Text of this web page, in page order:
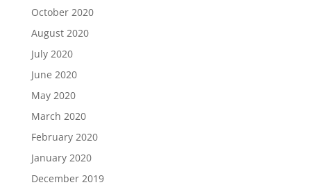
October 2020
August 2020
July 2020
June 2020
May 2020
March 2020
February 2020
January 2020
December 2019